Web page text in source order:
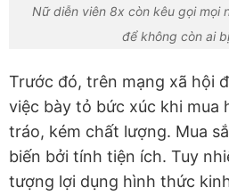
Nữ diễn viên 8x còn kêu gọi mọi
để không còn ai
Trước đó, trên mạng xã hội
việc bày tỏ bức xúc khi mua
tráo, kém chất lượng. Mua
biến bởi tính tiện ích. Tuy
tượng lợi dụng hình thức